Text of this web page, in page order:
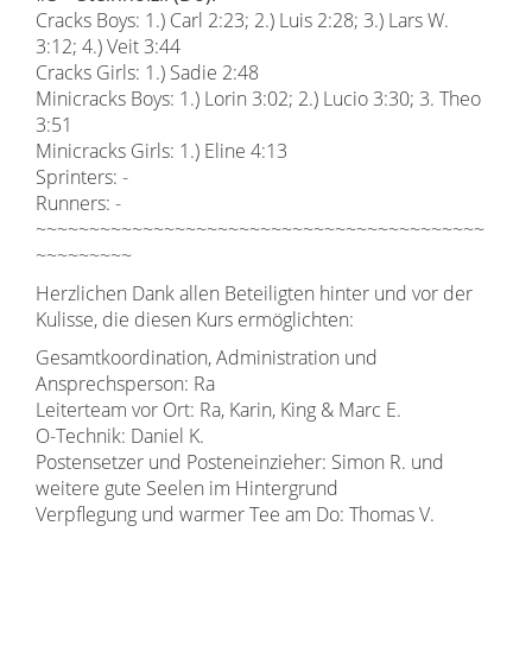
Cracks Boys: 1.) Carl 2:23; 2.) Luis 2:28; 3.) Lars W.
3:12; 4.) Veit 3:44
Cracks Girls: 1.) Sadie 2:48
Minicracks Boys: 1.) Lorin 3:02; 2.) Lucio 3:30; 3. Theo
3:51
Minicracks Girls: 1.) Eline 4:13
Sprinters: -
Runners: -
~~~~~~~~~~~~~~~~~~~~~~~~~~~~~~~~~~~~~~~~~~
~~~~~~~~~
Herzlichen Dank allen Beteiligten hinter und vor der
Kulisse, die diesen Kurs ermöglichten:
Gesamtkoordination, Administration und
Ansprechsperson: Ra
Leiterteam vor Ort: Ra, Karin, King & Marc E.
O-Technik: Daniel K.
Postensetzer und Posteneinzieher: Simon R. und
weitere gute Seelen im Hintergrund
Verpflegung und warmer Tee am Do: Thomas V.